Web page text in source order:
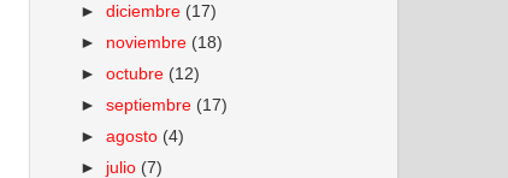
►diciembre (17)
► noviembre (18)
►octubre (12)
►septiembre (17)
►agosto (4)
► julio (7)